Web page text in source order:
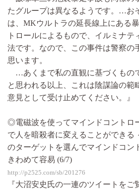
たグループは異なるようです。…お
は、MKウルトラの延長線上にある
トロールによるもので、イルミナテ
法です。なので、この事件は警察の
思います。
…あくまで私の直観に基づくもの
と思われる以上、これは陰謀論の範
意見として受け止めてください。』
◎電磁波を使ってマインドコントロ
で人を暗殺者に変えることができる
のターゲットを選んでマインドコン
きわめて容易 (6/7)
http://p2525.com/sb/201276
『大沼安史氏の一連のツイートをご